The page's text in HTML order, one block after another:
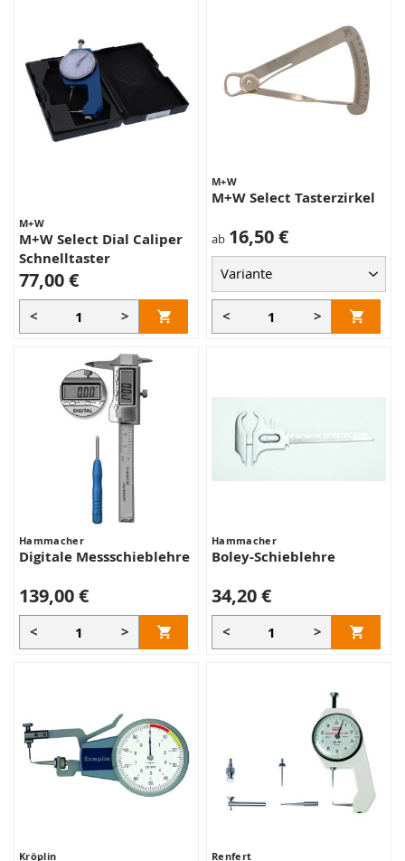
M+W
M+W Select Dial Caliper
Schnelltaster
77,00 €
< >
M+W
M+W Select Tasterzirkel
ab 16,50 €
< >
Hammacher
Digitale Messschieblehre
139,00 €
< >
Hammacher
Boley-Schieblehre
34,20 €
< >
Kröplin Renfert